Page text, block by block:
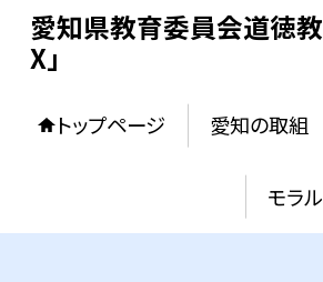
愛知県教育委員会道徳
X」
トップページ 愛知の取組
モラ